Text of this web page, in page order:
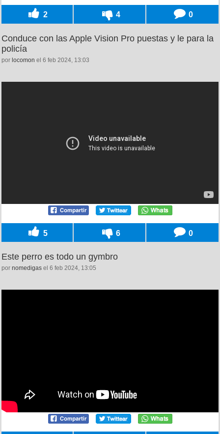
2 4 0
Conduce con las Apple Vision Pro puestas y le para la
policía
por locomon el 6 feb 2024, 13:03
5 6 0
Este perro es todo un gymbro
por nomedigas el 6 feb 2024, 13:05